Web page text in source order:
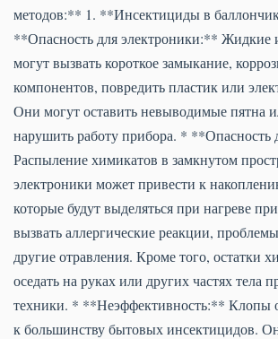
методов:** 1. **Инсектициды в
**Опасность для электроники:** Жидкие
могут вызвать короткое замыкание,
компонентов, повредить пластик или
Они могут оставить невыводимые пятна
нарушить работу прибора. * **Опасность
Распыление химикатов в замкнутом
электроники может привести к
которые будут выделяться при нагреве
вызвать аллергические реакции,
другие отравления. Кроме того, остатки
оседать на руках или других частях тела
техники. * **Неэффективность:** Клопы
к большинству бытовых инсектицидов.